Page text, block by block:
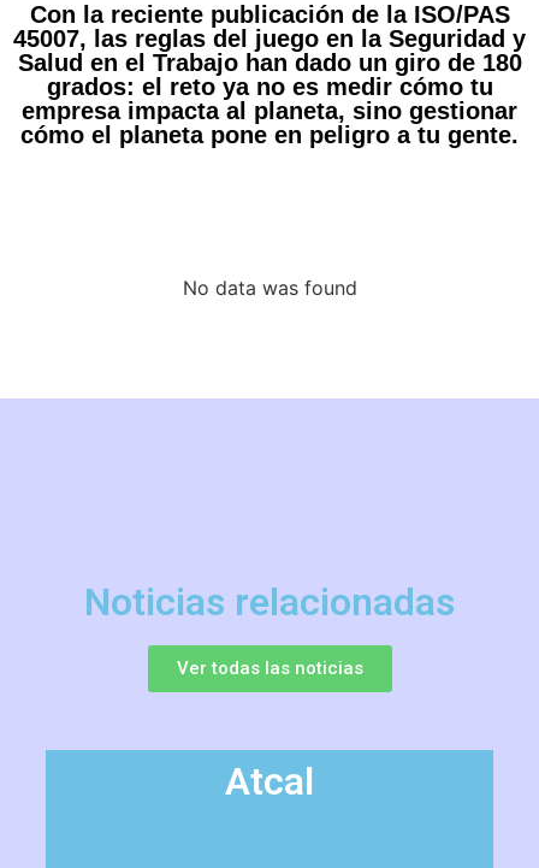
Con la reciente publicación de la ISO/PAS
45007, las reglas del juego en la Seguridad y
Salud en el Trabajo han dado un giro de 180
grados: el reto ya no es medir cómo tu
empresa impacta al planeta, sino gestionar
cómo el planeta pone en peligro a tu gente.
No data was found
Noticias relacionadas
Ver todas las noticias
Atcal